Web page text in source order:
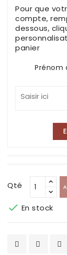
Pour que
compte,
dessous,
panier
Prénom
Qté
 En stock